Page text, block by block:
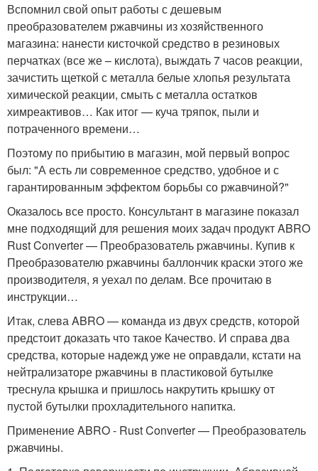
Вспомнил свой опыт работы с дешевым
преобразователем ржавчины из хозяйственного
магазина: нанести кисточкой средство в резиновых
перчатках (все же – кислота), выждать 7 часов реакции,
зачистить щеткой с металла белые хлопья результата
химической реакции, смыть с металла остатков
химреактивов… Как итог — куча тряпок, пыли и
потраченного времени…
Поэтому по прибытию в магазин, мой первый вопрос
был: "А есть ли современное средство, удобное и с
гарантированным эффектом борьбы со ржавчиной?"
Оказалось все просто. Консультант в магазине показал
мне подходящий для решения моих задач продукт ABRO
Rust Converter — Преобразователь ржавчины. Купив к
Преобразователю ржавчины баллончик краски этого же
производителя, я уехал по делам. Все прочитаю в
инструкции…
Итак, слева ABRO — команда из двух средств, которой
предстоит доказать что такое Качество. И справа два
средства, которые надежд уже не оправдали, кстати на
нейтрализаторе ржавчины в пластиковой бутылке
треснула крышка и пришлось накрутить крышку от
пустой бутылки прохладительного напитка.
Применение ABRO - Rust Converter — Преобразователь
ржавчины.